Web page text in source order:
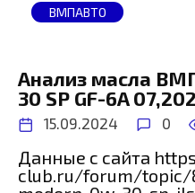
ВМПАВТО
Анализ масла
30 SP GF-6A
15.09.2024 0
Данные с сайта
club.ru/forum/topic/